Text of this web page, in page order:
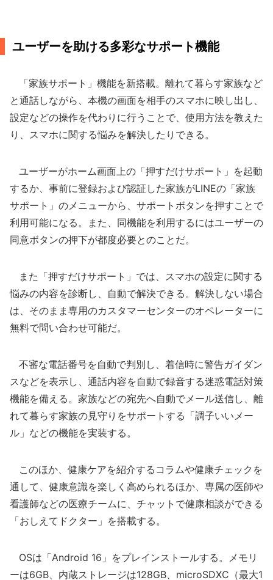
ユーザーを助ける多彩なサポート機能
「家族サポート」機能を新搭載。離れて暮らす家族など
と通話しながら、本機の画面を相手のスマホに映し出し、
設定などの操作を代わりに行うことで、使用方法を教えた
り、スマホに関する悩みを解決したりできる。
ユーザーがホーム画面上の「押すだけサポート」を起動
するか、事前に登録および認証した家族がLINEの「家族
サポート」のメニューから、サポートボタンを押すことで
利用可能になる。また、同機能を利用するにはユーザーの
同意ボタンの押下が都度必要とのことだ。
また「押すだけサポート」では、スマホの設定に関する
悩みの内容を診断し、自動で解決できる。解決しない場合
は、そのまま専用のカスタマーセンターのオペレーターに
無料で問い合わせ可能だ。
不審な電話番号を自動で判別し、着信時に警告ガイダン
スなどを表示し、通話内容を自動で録音する迷惑電話対策
機能を備える。家族などの宛先へ自動でメール送信し、離
れて暮らす家族の見守りをサポートする「調子いいメー
ル」などの機能を実装する。
このほか、健康ケアを紹介するコラムや健康チェックを
通して、健康意識を楽しく高められるほか、専属の医師や
看護師などの医療チームに、チャットで健康相談ができる
「おしえてドクター」を搭載する。
OSは「Android 16」をプレインストールする。メモリ
ーは6GB、内蔵ストレージは128GB、microSDXC（最大1